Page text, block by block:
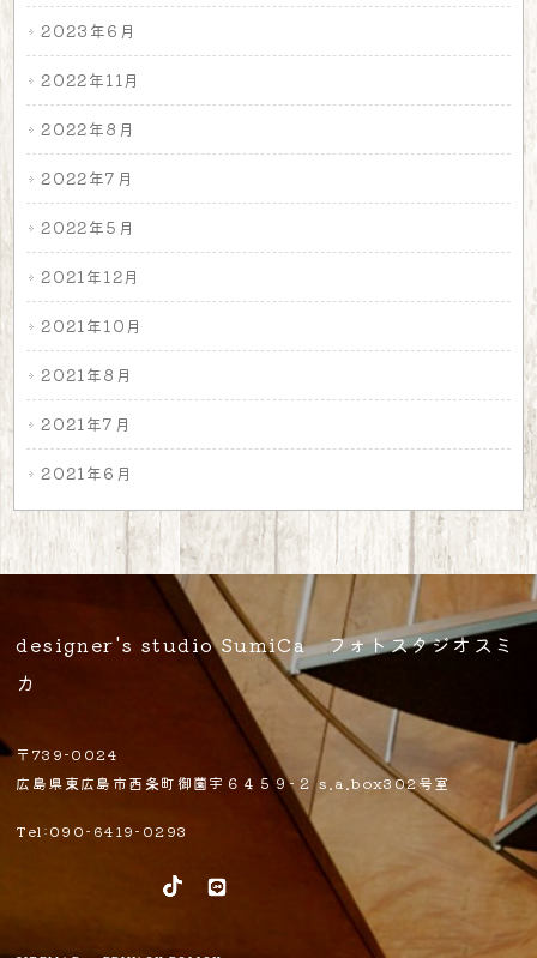
2023年6月
2022年11月
2022年8月
2022年7月
2022年5月
2021年12月
2021年10月
2021年8月
2021年7月
2021年6月
designer's studio SumiCa フォトスタジオスミ
カ
〒739-0024
広島県東広島市西条町御薗宇６４５９-２ s.a.box302号室
Tel:090-6419-0293